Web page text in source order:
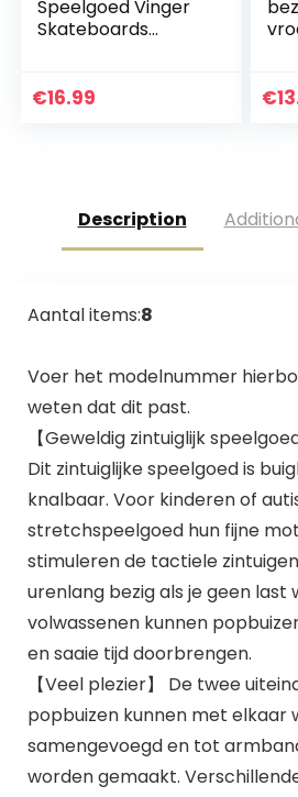
Speelgoed Vinger
Skateboards
Speelgoed
€16.99 €
Description
Aantal items:8
Voer het modelnummer
weten dat dit past.
【Geweldig zintuiglijk
Dit zintuiglijke speelgoed is
knalbaar. Voor kinderen of
stretchspeelgoed hun fijne
stimuleren de tactiele
urenlang bezig als je geen last
volwassenen kunnen
en saaie tijd doorbrengen.
【Veel plezier】 De twee
popbuizen kunnen met elkaar
samengevoegd en tot
worden gemaakt.